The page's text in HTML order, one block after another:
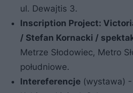
ul. Dewajtis 3.
Inscription Project:
/ Stefan Kornacki /
Metrze Słodowiec, Metro
południowe.
Intereferencje (wystawa)